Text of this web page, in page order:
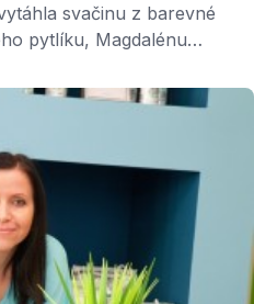
svačinu z barevné
pytlíku, Magdalénu
není. Navrhla jsem
kapes pustila
↑ Magdalena Hájková,